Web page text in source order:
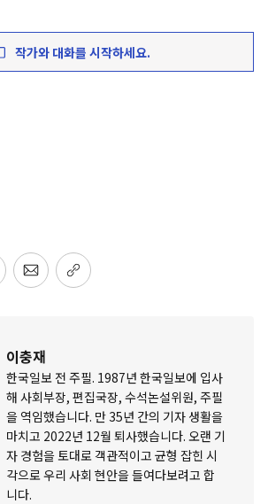
작가와 대화를 시작하세요.
이충재
한국일보 전 주필. 1987년 한국일보에 입사
해 사회부장, 편집국장, 수석논설위원, 주필
을 역임했습니다. 만 35년 간의 기자 생활을
마치고 2022년 12월 퇴사했습니다. 오랜 기
자 경험을 토대로 객관적이고 균형 잡힌 시
각으로 우리 사회 현안을 들여다보려고 합
니다.